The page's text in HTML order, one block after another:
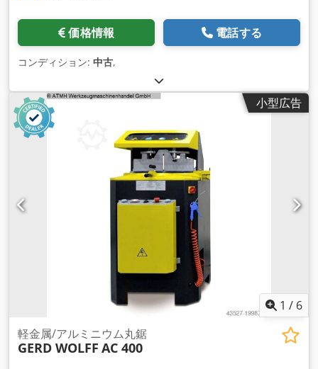
価格情報 電話する
コンディション: 中古,
小型広告
1 / 6
軽金属/アルミニウム丸鋸
GERD WOLFF AC 400